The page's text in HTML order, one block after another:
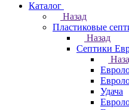
Каталог
Назад
Пластиковые
Назад
Септики
Удача